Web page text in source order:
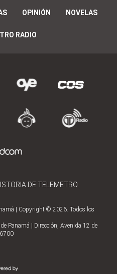
OPINIÓN NOVELAS
RADIO
DE TELEMETRO
| Copyright © 2026. Todos los
Panamá | Dirección, Avenida 12 de